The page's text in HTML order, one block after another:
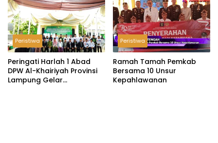
Peristiwa
Peringati Harlah 1 Abad
DPW Al-Khairiyah Provinsi
Lampung Gelar
Peristiwa
Ramah Tamah Pemkab
Bersama 10 Unsur
Kepahlawanan